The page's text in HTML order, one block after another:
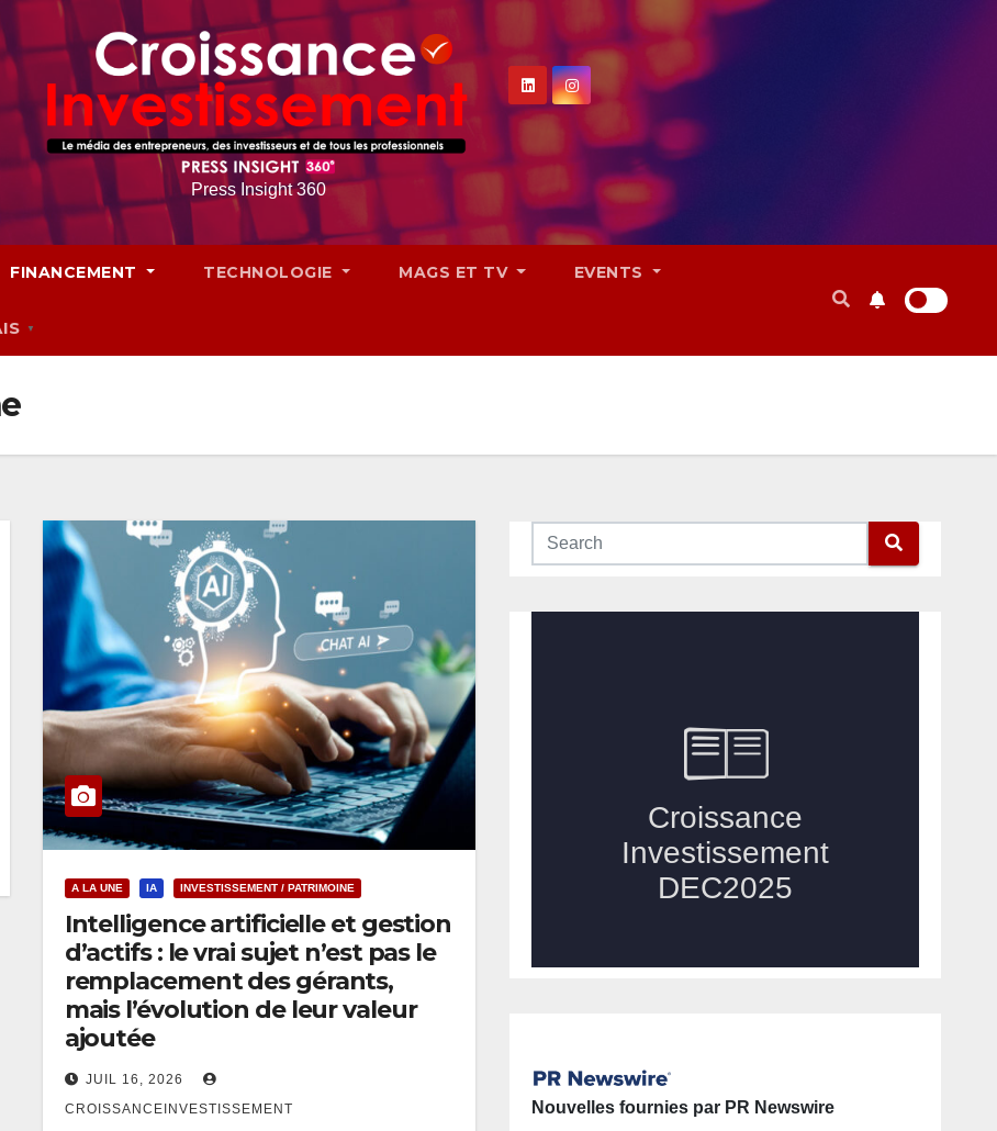
Press Insight 360
FINANCEMENT TECHNOLOGIE MAGS ET TV EVENTS
▼
A LA UNE IA INVESTISSEMENT / PATRIMOINE
Intelligence artificielle et gestion
d’actifs : le vrai sujet n’est pas le
remplacement des gérants,
mais l’évolution de leur valeur
ajoutée
JUIL 16, 2026
CROISSANCEINVESTISSEMENT
Nouvelles fournies par PR Newswire